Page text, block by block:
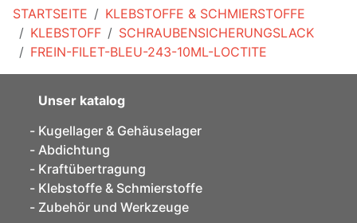
STARTSEITE
KLEBSTOFFE & SCHMIERSTOFFE
KLEBSTOFF
SCHRAUBENSICHERUNGSLACK
FREIN-FILET-BLEU-243-10ML-LOCTITE
Unser katalog
Kugellager & Gehäuselager
Abdichtung
Kraftübertragung
Klebstoffe & Schmierstoffe
Zubehör und Werkzeuge